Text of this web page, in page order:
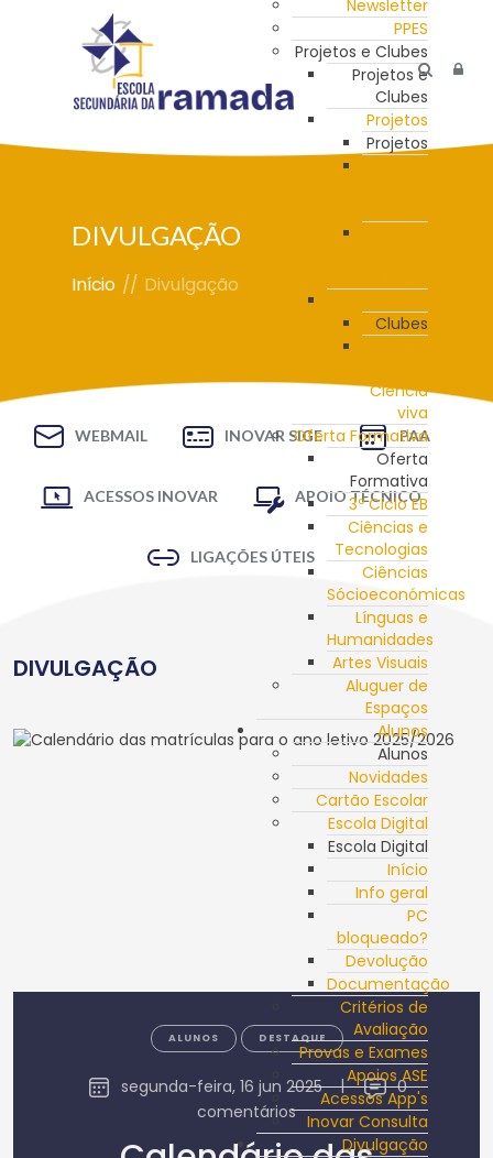
Newsletter
PPES
Projetos e Clubes
Projetos e
Clubes
Projetos
Projetos
Clubes
Ciência
viva
Oferta Formativa
Oferta
Formativa
3º Ciclo EB
Ciências e
Tecnologias
Ciências
Sócioeconómicas
Línguas e
Humanidades
Artes Visuais
Aluguer de
Espaços
Alunos
Alunos
Novidades
Cartão Escolar
Escola Digital
Escola Digital
Início
Info geral
PC
bloqueado?
Devolução
Documentação
Critérios de
Avaliação
Provas e Exames
Apoios ASE
Acessos App's
Inovar Consulta
Divulgação
DIVULGAÇÃO
Início // Divulgação
WEBMAIL INOVAR SIGE PAA
ACESSOS INOVAR APOIO TÉCNICO
LIGAÇÕES ÚTEIS
DIVULGAÇÃO
ALUNOS DESTAQUE
segunda-feira, 16 jun 2025 |
0
comentários